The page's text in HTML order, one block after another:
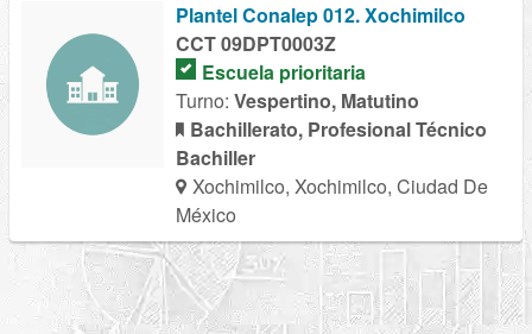
Plantel Conalep 012. Xochimilco
CCT 09DPT0003Z
Escuela prioritaria
Turno: Vespertino, Matutino
Bachillerato, Profesional Técnico
Bachiller
Xochimilco, Xochimilco, Ciudad De
México